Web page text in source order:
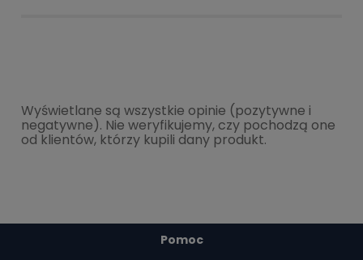
Wyświetlane są wszystkie opinie (pozytywne i
negatywne). Nie weryfikujemy, czy pochodzą one
od klientów, którzy kupili dany produkt.
Pomoc